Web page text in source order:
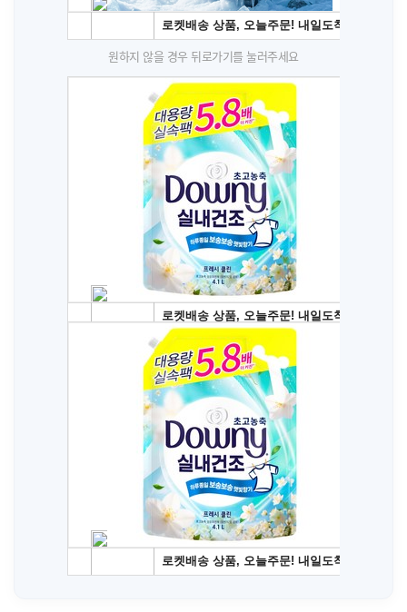
원하지 않을 경우 뒤로가기를 눌러주세요